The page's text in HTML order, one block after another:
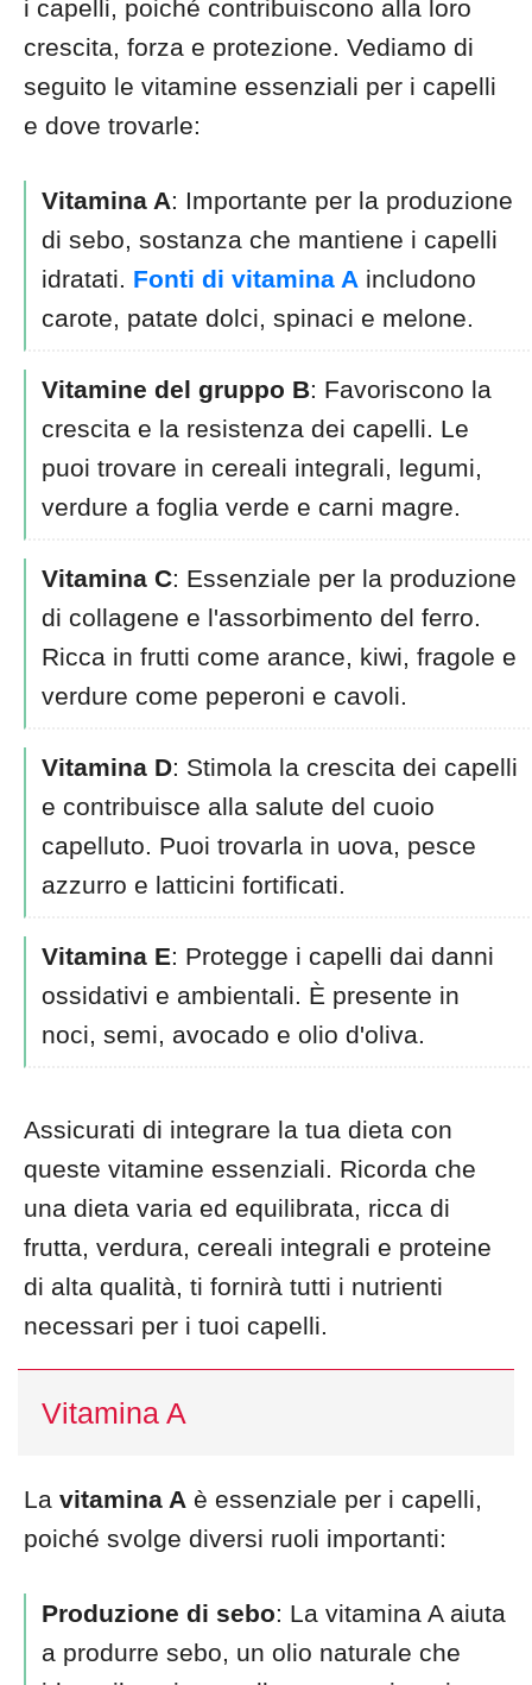
i capelli, poiché contribuiscono alla loro
crescita, forza e protezione. Vediamo di
seguito le vitamine essenziali per i capelli
e dove trovarle:
Vitamina A: Importante per la produzione
di sebo, sostanza che mantiene i capelli
idratati. Fonti di vitamina A includono
carote, patate dolci, spinaci e melone.
Vitamine del gruppo B: Favoriscono la
crescita e la resistenza dei capelli. Le
puoi trovare in cereali integrali, legumi,
verdure a foglia verde e carni magre.
Vitamina C: Essenziale per la produzione
di collagene e l'assorbimento del ferro.
Ricca in frutti come arance, kiwi, fragole e
verdure come peperoni e cavoli.
Vitamina D: Stimola la crescita dei capelli
e contribuisce alla salute del cuoio
capelluto. Puoi trovarla in uova, pesce
azzurro e latticini fortificati.
Vitamina E: Protegge i capelli dai danni
ossidativi e ambientali. È presente in
noci, semi, avocado e olio d'oliva.
Assicurati di integrare la tua dieta con
queste vitamine essenziali. Ricorda che
una dieta varia ed equilibrata, ricca di
frutta, verdura, cereali integrali e proteine
di alta qualità, ti fornirà tutti i nutrienti
necessari per i tuoi capelli.
Vitamina A
La vitamina A è essenziale per i capelli,
poiché svolge diversi ruoli importanti:
Produzione di sebo: La vitamina A aiuta
a produrre sebo, un olio naturale che